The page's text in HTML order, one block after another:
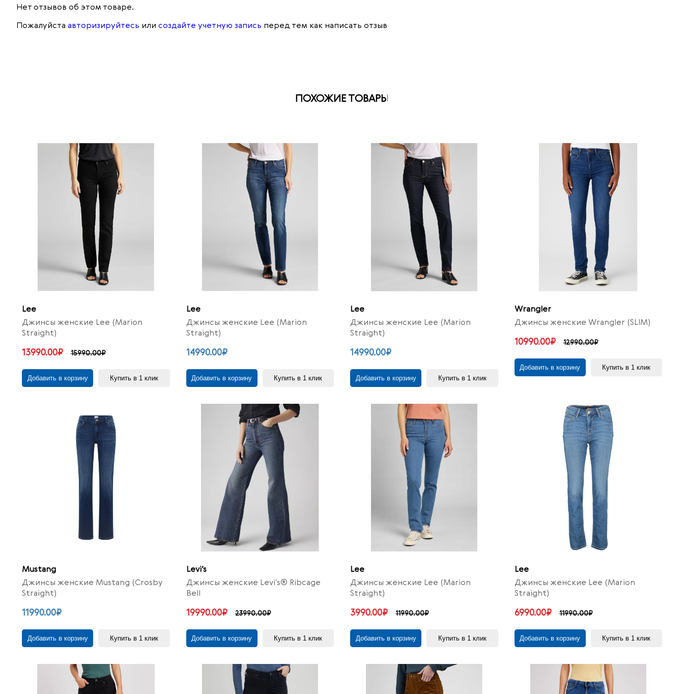
Нет отзывов об этом товаре.
Пожалуйста авторизируйтесь или создайте учетную запись перед тем как написать отзыв
ПОХОЖИЕ ТОВАРЫ
Lee
Джинсы женские Lee (Marion
Straight)
13990.00₽ 15990.00₽
Добавить в корзину Купить в 1 клик
Lee
Джинсы женские Lee (Marion
Straight)
14990.00₽
Добавить в корзину Купить в 1 клик
Lee
Джинсы женские Lee (Marion
Straight)
14990.00₽
Добавить в корзину Купить в 1 клик
Wrangler
Джинсы женские Wrangler (SLIM)
10990.00₽ 12990.00₽
Добавить в корзину Купить в 1 клик
Mustang
Джинсы женские Mustang (Crosby
Straight)
11990.00₽
Добавить в корзину Купить в 1 клик
Levi’s
Джинсы женские Levi's® Ribcage
Bell
19990.00₽ 23990.00₽
Добавить в корзину Купить в 1 клик
Lee
Джинсы женские Lee (Marion
Straight)
3990.00₽ 11990.00₽
Добавить в корзину Купить в 1 клик
Lee
Джинсы женские Lee (Marion
Straight)
6990.00₽ 11990.00₽
Добавить в корзину Купить в 1 клик